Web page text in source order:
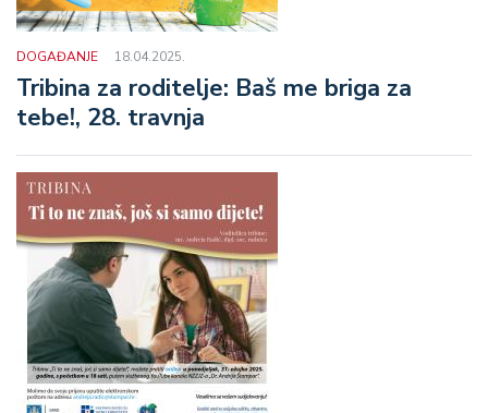
DOGAĐANJE 18.04.2025.
Tribina za roditelje: Baš me briga za
tebe!, 28. travnja